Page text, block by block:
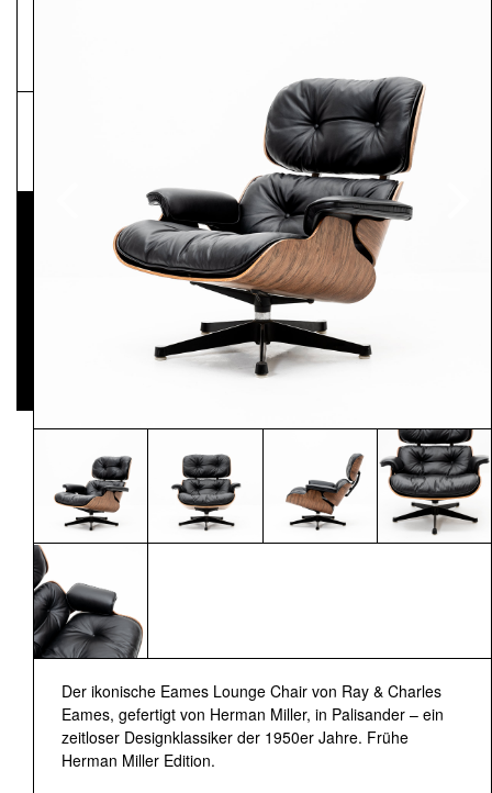
Der ikonische Eames Lounge Chair von Ray & Charles
Eames, gefertigt von Herman Miller, in Palisander – ein
zeitloser Designklassiker der 1950er Jahre. Frühe
Herman Miller Edition.
Pressematerial